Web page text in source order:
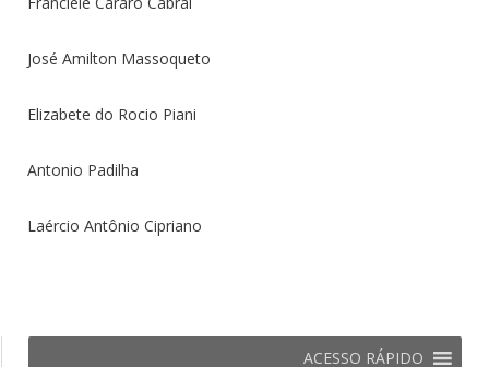
José Amilton Massoqueto
Elizabete do Rocio Piani
Antonio Padilha
Laércio Antônio Cipriano
ACESSO RÁPIDO